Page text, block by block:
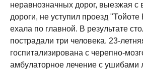
неравнозначных дорог, выезжая с
дороги, не уступил проезд
ехала по главной. В результате
пострадали три человека. 23-
госпитализирована с черепно-
амбулаторное лечение с ушибами